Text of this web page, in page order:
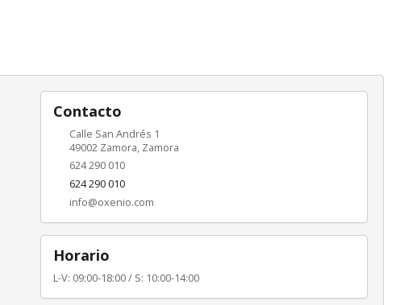
Contacto
Calle San Andrés 1
49002 Zamora, Zamora
624 290 010
624 290 010
info@oxenio.com
Horario
L-V: 09:00-18:00 / S: 10:00-14:00